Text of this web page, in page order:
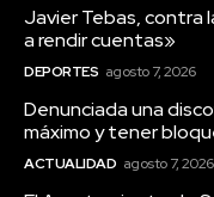
Javier
FIFA:
cuentas»
Javier Tebas, contra
a rendir cuentas»
DEPORTES agosto 7, 2026
Denunciada una
máximo y tener
ACTUALIDAD agosto 7, 2026